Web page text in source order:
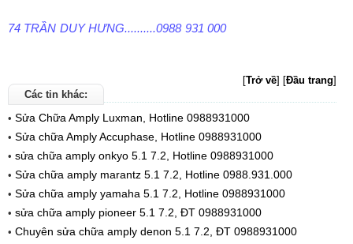
74 TRẦN DUY HƯNG..........0988 931 000
[Trở về] [Đầu trang]
Các tin khác:
• Sửa Chữa Amply Luxman, Hotline 0988931000
• Sửa chữa Amply Accuphase, Hotline 0988931000
• sửa chữa amply onkyo 5.1 7.2, Hotline 0988931000
• Sửa chữa amply marantz 5.1 7.2, Hotline 0988.931.000
• Sửa chữa amply yamaha 5.1 7.2, Hotline 0988931000
• sửa chữa amply pioneer 5.1 7.2, ĐT 0988931000
• Chuyên sửa chữa amply denon 5.1 7.2, ĐT 0988931000